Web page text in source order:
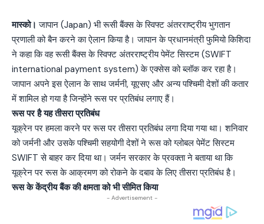
मास्को। जापान (Japan) भी रूसी बैंक्स के स्विफ्ट अंतरराष्ट्रीय भुगतान
प्रणाली को बैन करने का ऐलान किया है। जापान के प्रधानमंत्री फुमियो किशिदा
ने कहा कि वह रूसी बैंक्स के स्विफ्ट अंतरराष्ट्रीय पेमेंट सिस्टम (SWIFT
international payment system) के एक्सेस को ब्लॉक कर रहा है।
जापान अपने इस ऐलान के साथ जर्मनी, यूएसए और अन्य पश्चिमी देशों की कतार
में शामिल हो गया है जिन्होंने रूस पर प्रतिबंध लगाए हैं।
रूस पर है यह तीसरा प्रतिबंध
यूक्रेन पर हमला करने पर रूस पर तीसरा प्रतिबंध लगा दिया गया था। शनिवार
को जर्मनी और उसके पश्चिमी सहयोगी देशों ने रूस को ग्लोबल पेमेंट सिस्टम
SWIFT से बाहर कर दिया था। जर्मन सरकार के प्रवक्ता ने बताया था कि
यूक्रेन पर रूस के आक्रमण को रोकने के दबाव के लिए तीसरा प्रतिबंध है।
रूस के केंद्रीय बैंक की क्षमता को भी सीमित किया
- Advertisement -